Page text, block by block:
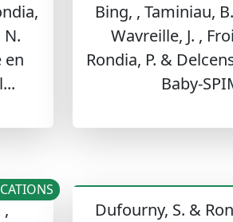
N.
en
Bing, , Taminiau,
Wavreille, J. ,
Rondia, P. &
Baby-
,
Dufourny, S. &